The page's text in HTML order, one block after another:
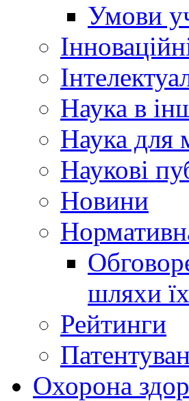
Умови
Наука в
Наука для
Наукові
Новини
шляхи
Рейтинги
Охорона